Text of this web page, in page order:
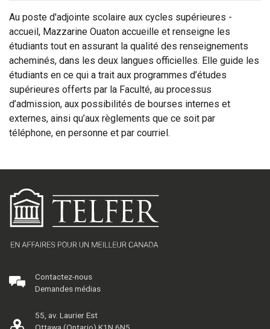
Au poste d'adjointe scolaire aux cycles supérieures -
accueil, Mazzarine Ouaton accueille et renseigne les
étudiants tout en assurant la qualité des renseignements
acheminés, dans les deux langues officielles. Elle guide les
étudiants en ce qui a trait aux programmes d’études
supérieures offerts par la Faculté, au processus
d’admission, aux possibilités de bourses internes et
externes, ainsi qu’aux règlements que ce soit par
téléphone, en personne et par courriel.
Contactez-nous
Demandes médias
55, av. Laurier Est